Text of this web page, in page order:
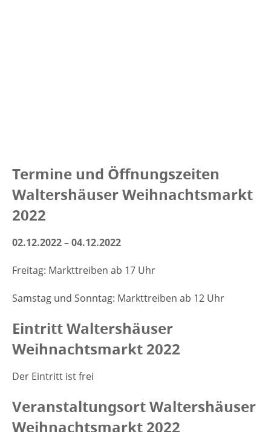
Termine und Öffnungszeiten
Waltershäuser Weihnachtsmarkt
2022
02.12.2022 – 04.12.2022
Freitag: Markttreiben ab 17 Uhr
Samstag und Sonntag: Markttreiben ab 12 Uhr
Eintritt Waltershäuser
Weihnachtsmarkt 2022
Der Eintritt ist frei
Veranstaltungsort Waltershäuser
Weihnachtsmarkt 2022